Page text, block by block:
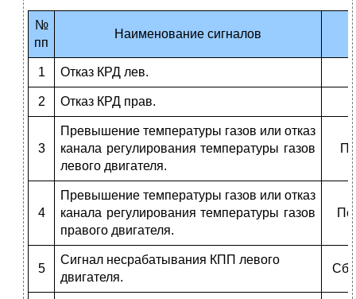
№
пп
Наименование сигналов
1 Отказ КРД лев.
2 Отказ КРД прав.
3
Превышение температуры газов или отказ
канала регулирования температуры газов
левого двигателя.
4
Превышение температуры газов или отказ
канала регулирования температуры газов
правого двигателя.
5
Сигнал несрабатывания КПП левого
двигателя.